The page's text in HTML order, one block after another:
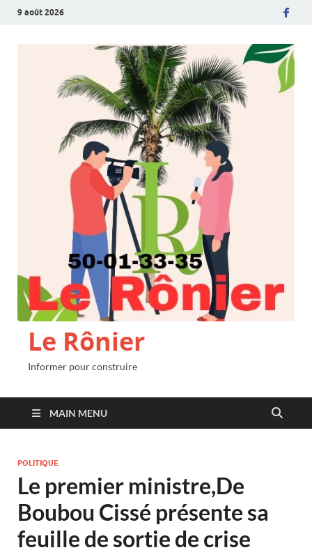
9 août 2026
Le Rônier
Informer pour construire
MAIN MENU
POLITIQUE
Le premier ministre,De
Boubou Cissé présente sa
feuille de sortie de crise